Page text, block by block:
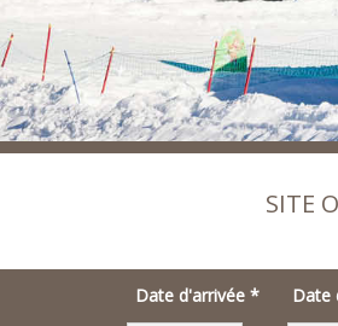
SITE
Date d'arrivée * Date